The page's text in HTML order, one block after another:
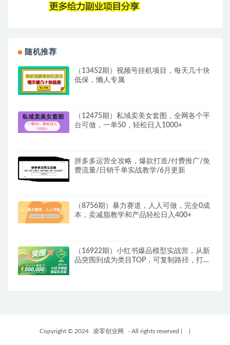
随机推荐
（13452期）视频号挂机项目，每天几十块
低保，懒人专属
（12475期）私域卖美女套图，全网各个平
台可做，一单50，轻松日入1000+
拼多多运营全攻略，爆款打造/付费推广/免
费流量/日销千单实战教学/6月更新
（8756期）暴力赛道，人人可做，完全0成
本，卖减脂教学和产品轻松日入400+
（16922期）小红书爆品模型实战营，从新
品突围到成为类目TOP，可复制路径，打造
Copyright © 2024 凌零创业网 - All rights reserved